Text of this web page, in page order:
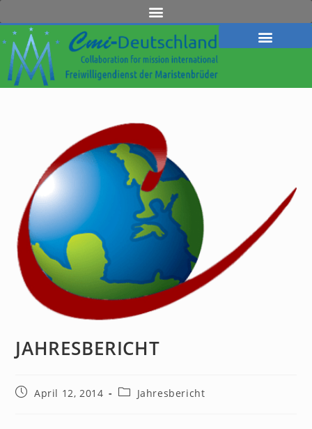
JAHRESBERICHT
April 12, 2014 Jahresbericht